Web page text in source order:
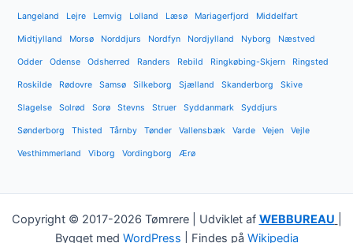
Langeland Lejre Lemvig Lolland Læsø Mariagerfjord Middelfart
Midtjylland Morsø Norddjurs Nordfyn Nordjylland Nyborg Næstved
Odder Odense Odsherred Randers Rebild Ringkøbing-Skjern Ringsted
Roskilde Rødovre Samsø Silkeborg Sjælland Skanderborg Skive
Slagelse Solrød Sorø Stevns Struer Syddanmark Syddjurs
Sønderborg Thisted Tårnby Tønder Vallensbæk Varde Vejen Vejle
Vesthimmerland Viborg Vordingborg Ærø
Copyright © 2017-2026 Tømrere | Udviklet af WEBBUREAU
Bygget med WordPress | Findes på Wikipedia